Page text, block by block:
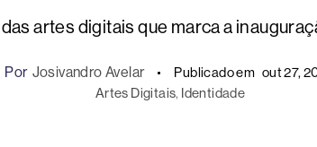
artes digitais que marca a
Por Josivandro Avelar Publicado em out 27,
Artes Digitais, Identidade